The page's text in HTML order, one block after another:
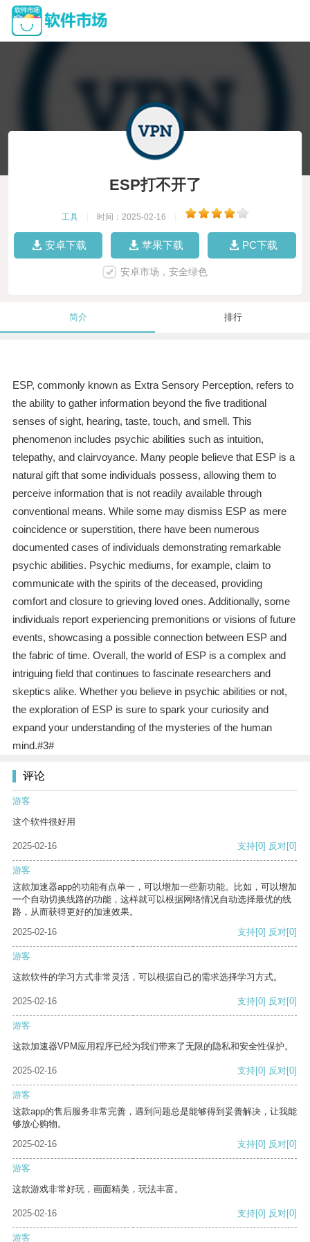
ESP打不开了
工具 时间：2025-02-16
安卓下载 苹果下载 PC下载
安卓市场，安全绿色
简介 排行
ESP, commonly known as Extra Sensory Perception, refers to
the ability to gather information beyond the five traditional
senses of sight, hearing, taste, touch, and smell. This
phenomenon includes psychic abilities such as intuition,
telepathy, and clairvoyance. Many people believe that ESP is a
natural gift that some individuals possess, allowing them to
perceive information that is not readily available through
conventional means. While some may dismiss ESP as mere
coincidence or superstition, there have been numerous
documented cases of individuals demonstrating remarkable
psychic abilities. Psychic mediums, for example, claim to
communicate with the spirits of the deceased, providing
comfort and closure to grieving loved ones. Additionally, some
individuals report experiencing premonitions or visions of future
events, showcasing a possible connection between ESP and
the fabric of time. Overall, the world of ESP is a complex and
intriguing field that continues to fascinate researchers and
skeptics alike. Whether you believe in psychic abilities or not,
the exploration of ESP is sure to spark your curiosity and
expand your understanding of the mysteries of the human
mind.#3#
评论
游客
这个软件很好用
2025-02-16 支持[0] 反对[0]
游客
这款加速器app的功能有点单一，可以增加一些新功能。比如，可以增加
一个自动切换线路的功能，这样就可以根据网络情况自动选择最优的线
路，从而获得更好的加速效果。
2025-02-16
支持[0] 反对[0]
游客
这款软件的学习方式非常灵活，可以根据自己的需求选择学习方式。
2025-02-16 支持[0] 反对[0]
游客
这款加速器VPM应用程序已经为我们带来了无限的隐私和安全性保护。
2025-02-16 支持[0] 反对[0]
游客
这款app的售后服务非常完善，遇到问题总是能够得到妥善解决，让我能
够放心购物。
2025-02-16
支持[0] 反对[0]
游客
这款游戏非常好玩，画面精美，玩法丰富。
2025-02-16 支持[0] 反对[0]
游客